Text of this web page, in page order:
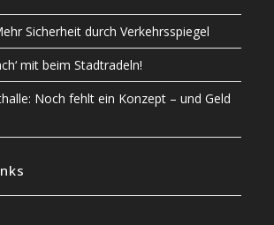
Sicherheit durch Verkehrsspiegel
mit beim Stadtradeln!
Noch fehlt ein Konzept – und Geld